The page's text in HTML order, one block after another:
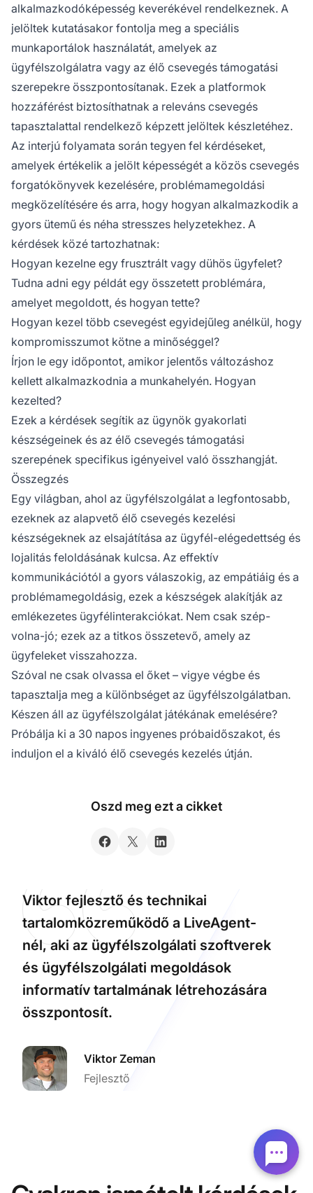
alkalmazkodóképesség keverékével rendelkeznek. A
jelöltek kutatásakor fontolja meg a speciális
munkaportálok használatát, amelyek az
ügyfélszolgálatra vagy az élő csevegés támogatási
szerepekre összpontosítanak. Ezek a platformok
hozzáférést biztosíthatnak a releváns csevegés
tapasztalattal rendelkező képzett jelöltek készletéhez.
Az interjú folyamata során tegyen fel kérdéseket,
amelyek értékelik a jelölt képességét a közös csevegés
forgatókönyvek kezelésére, problémamegoldási
megközelítésére és arra, hogy hogyan alkalmazkodik a
gyors ütemű és néha stresszes helyzetekhez. A
kérdések közé tartozhatnak:
Hogyan kezelne egy frusztrált vagy dühös ügyfelet?
Tudna adni egy példát egy összetett problémára,
amelyet megoldott, és hogyan tette?
Hogyan kezel több csevegést egyidejűleg anélkül, hogy
kompromisszumot kötne a minőséggel?
Írjon le egy időpontot, amikor jelentős változáshoz
kellett alkalmazkodnia a munkahelyén. Hogyan
kezelted?
Ezek a kérdések segítik az ügynök gyakorlati
készségeinek és az élő csevegés támogatási
szerepének specifikus igényeivel való összhangját.
Összegzés
Egy világban, ahol az ügyfélszolgálat a legfontosabb,
ezeknek az alapvető élő csevegés kezelési
készségeknek az elsajátítása az ügyfél-elégedettség és
lojalitás feloldásának kulcsa. Az effektív
kommunikációtól a gyors válaszokig, az empátiáig és a
problémamegoldásig, ezek a készségek alakítják az
emlékezetes ügyfélinterakciókat. Nem csak szép-
volna-jó; ezek az a titkos összetevő, amely az
ügyfeleket visszahozza.
Szóval ne csak olvassa el őket – vigye végbe és
tapasztalja meg a különbséget az ügyfélszolgálatban.
Készen áll az ügyfélszolgálat játékának emelésére?
Próbálja ki a 30 napos ingyenes próbaidőszakot, és
induljon el a kiváló élő csevegés kezelés útján.
Oszd meg ezt a cikket
Viktor fejlesztő és technikai
tartalomközreműködő a LiveAgent-
nél, aki az ügyfélszolgálati szoftverek
és ügyfélszolgálati megoldások
informatív tartalmának létrehozására
összpontosít.
Viktor Zeman
Fejlesztő